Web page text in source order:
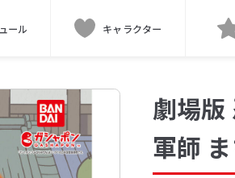
ール キャラクター
劇場版
軍師